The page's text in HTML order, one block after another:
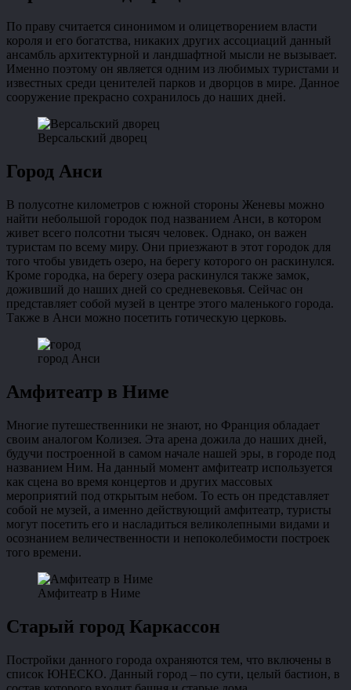
По праву считается синонимом и олицетворением власти
короля и его богатства, никаких других ассоциаций данный
ансамбль архитектурной и ландшафтной мысли не вызывает.
Именно поэтому он является одним из любимых туристами и
известных среди ценителей парков и дворцов в мире. Данное
сооружение прекрасно сохранилось до наших дней.
Версальский дворец
Город Анси
В полусотне километров с южной стороны Женевы можно
найти небольшой городок под названием Анси, в котором
живет всего полсотни тысяч человек. Однако, он важен
туристам по всему миру. Они приезжают в этот городок для
того чтобы увидеть озеро, на берегу которого он раскинулся.
Кроме городка, на берегу озера раскинулся также замок,
доживший до наших дней со средневековья. Сейчас он
представляет собой музей в центре этого маленького города.
Также в Анси можно посетить готическую церковь.
город Анси
Амфитеатр в Ниме
Многие путешественники не знают, но Франция обладает
своим аналогом Колизея. Эта арена дожила до наших дней,
будучи построенной в самом начале нашей эры, в городе под
названием Ним. На данный момент амфитеатр используется
как сцена во время концертов и других массовых
мероприятий под открытым небом. То есть он представляет
собой не музей, а именно действующий амфитеатр, туристы
могут посетить его и насладиться великолепными видами и
осознанием величественности и непоколебимости построек
того времени.
Амфитеатр в Ниме
Старый город Каркассон
Постройки данного города охраняются тем, что включены в
список ЮНЕСКО. Данный город – по сути, целый бастион, в